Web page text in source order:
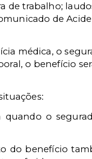
de trabalho;
de
médica, o
o benefício
quando o
do benefício